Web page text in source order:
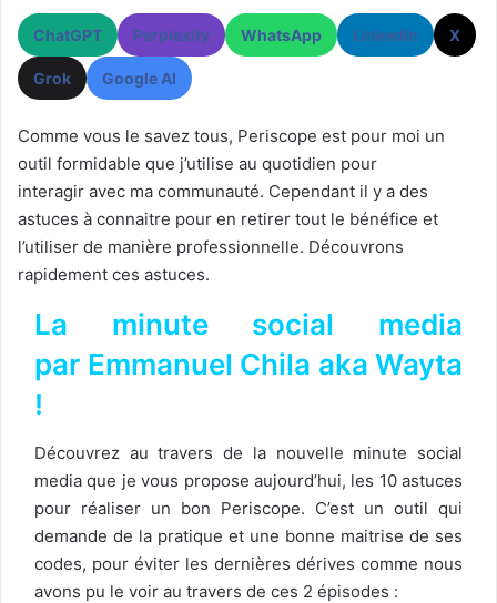
ChatGPT Perplexity WhatsApp LinkedIn X
Grok Google AI
Comme vous le savez tous, Periscope est pour moi un
outil formidable que j’utilise au quotidien pour
interagir avec ma communauté. Cependant il y a des
astuces à connaitre pour en retirer tout le bénéfice et
l’utiliser de manière professionnelle. Découvrons
rapidement ces astuces.
La minute social media
par Emmanuel Chila aka Wayta
!
Découvrez au travers de la nouvelle minute social
media que je vous propose aujourd’hui, les 10 astuces
pour réaliser un bon Periscope. C’est un outil qui
demande de la pratique et une bonne maitrise de ses
codes, pour éviter les dernières dérives comme nous
avons pu le voir au travers de ces 2 épisodes :